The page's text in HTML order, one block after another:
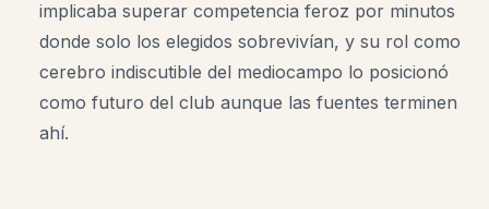
implicaba superar competencia feroz por minutos
donde solo los elegidos sobrevivían, y su rol como
cerebro indiscutible del mediocampo lo posicionó
como futuro del club aunque las fuentes terminen
ahí.